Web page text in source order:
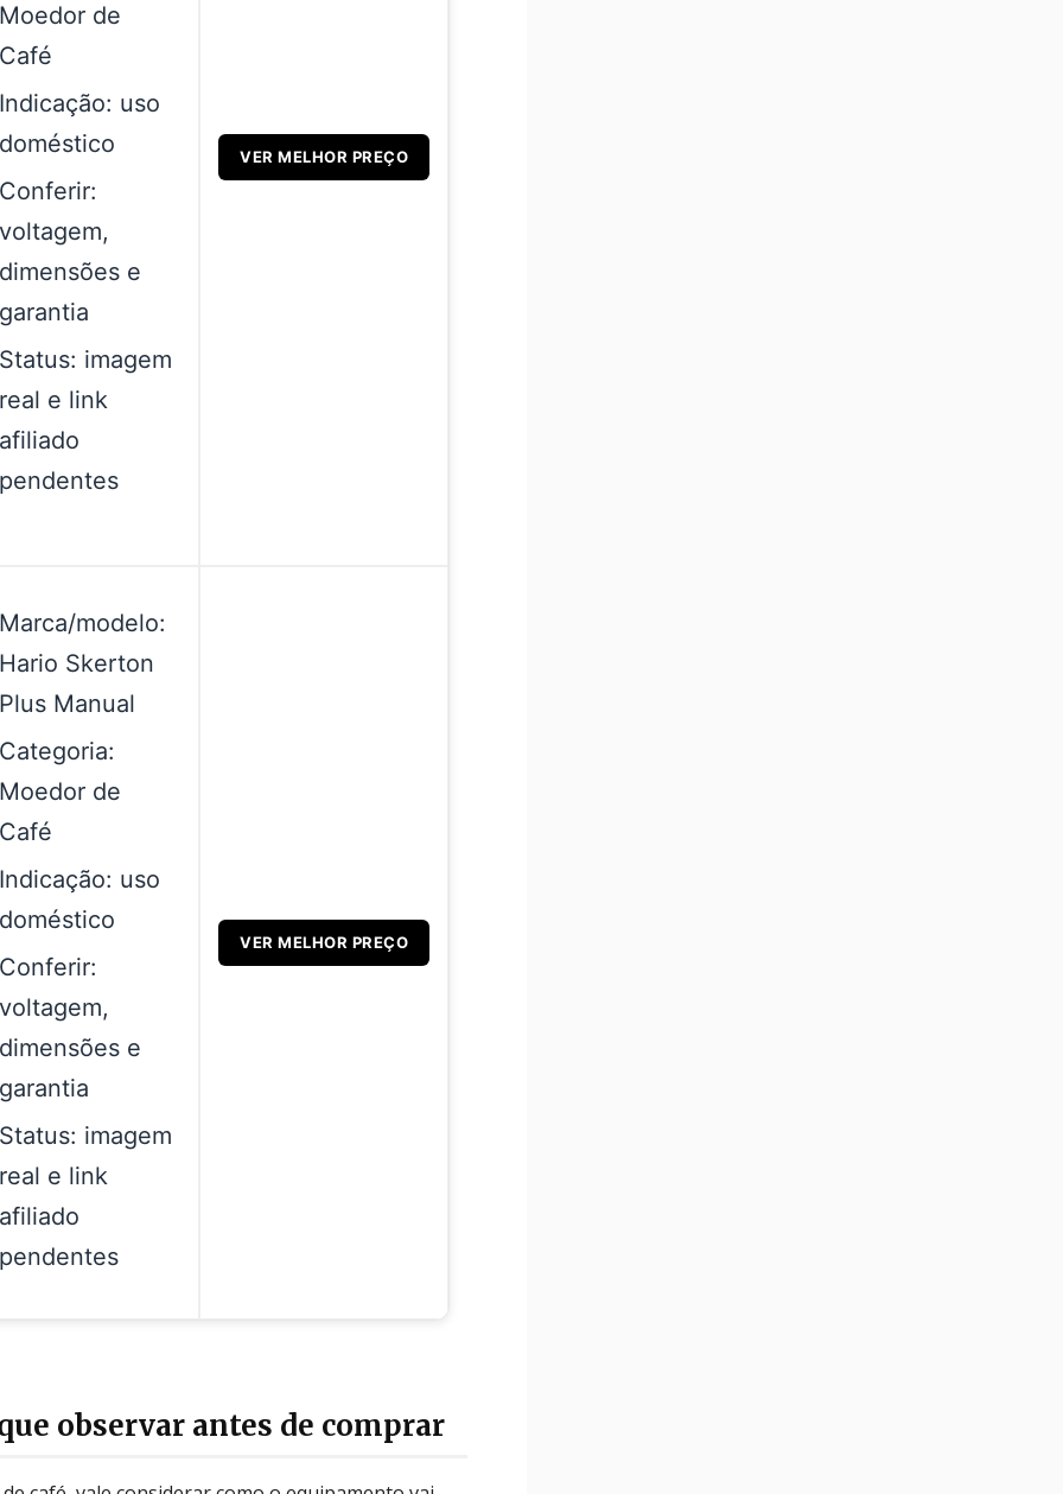
Moedor de
Café
Indicação: uso
doméstico
Conferir:
voltagem,
dimensões e
garantia
Status: imagem
real e link
afiliado
pendentes
VER MELHOR PREÇO
Marca/modelo:
Hario Skerton
Plus Manual
Categoria:
Moedor de
Café
Indicação: uso
doméstico
Conferir:
voltagem,
dimensões e
garantia
Status: imagem
real e link
afiliado
pendentes
VER MELHOR PREÇO
observar antes de comprar